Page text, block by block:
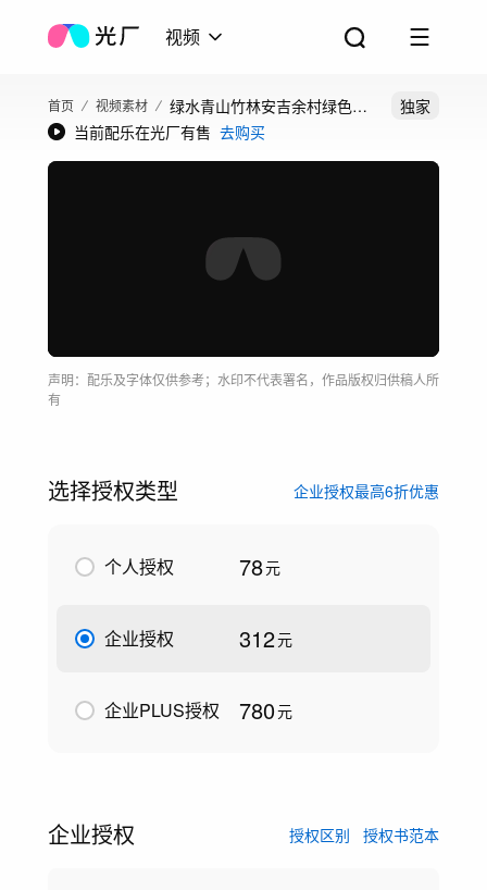
视频
首页 视频素材
绿水青山竹林安吉余村绿色生
态山水森林湖泊
独家
当前配乐在光厂有售 去购买
声明：配乐及字体仅供参考；水印不代表署名，作品版权归供稿人所
有
选择授权类型 企业授权最高6折优惠
个人授权 78元
企业授权 312元
企业PLUS授权 780元
企业授权 授权区别 授权书范本